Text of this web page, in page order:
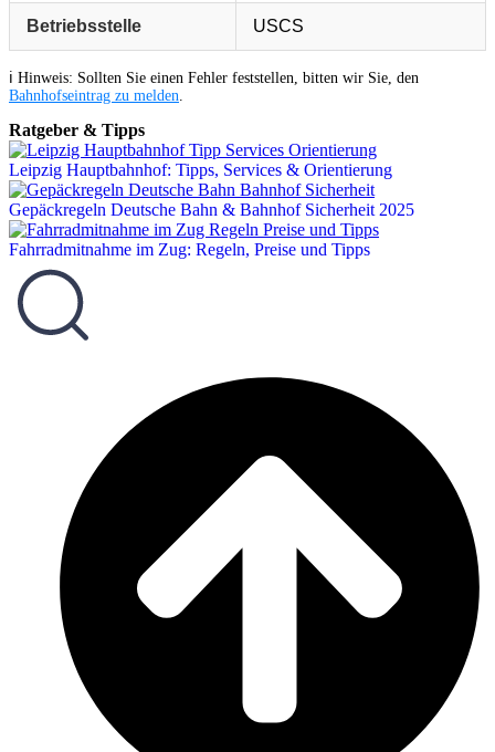
Betriebsstelle USCS
ℹ️ Hinweis: Sollten Sie einen Fehler feststellen, bitten wir Sie, den
Bahnhofseintrag zu melden
Ratgeber & Tipps
Leipzig Hauptbahnhof: Tipps, Services & Orientierung
Gepäckregeln Deutsche Bahn & Bahnhof Sicherheit 2025
Fahrradmitnahme im Zug: Regeln, Preise und Tipps